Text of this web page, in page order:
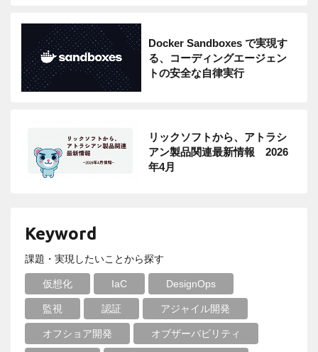
Docker Sandboxes で実現す
る、コーディングエージェン
トの安全な自律実行
リックソフトから、アトラシ
アン製品関連最新情報 2026
年4月
Keyword
課題・実現したいことから探す
仮想化 IaC DesignOps
監視 認証 アジャイル開発
オフショア開発 オブザーバビリティ